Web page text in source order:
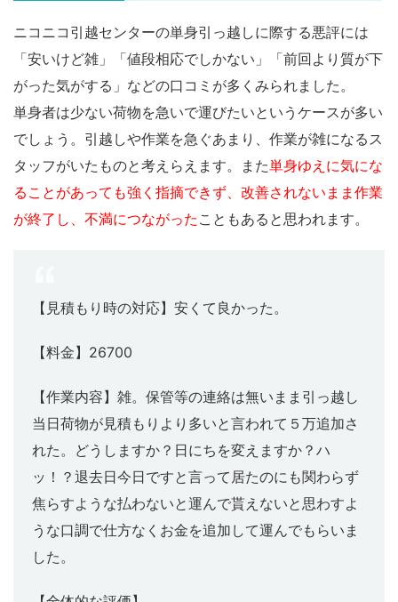
ニコニコ引越センターの単身引っ越しに際する悪評には
「安いけど雑」「値段相応でしかない」「前回より質が下
がった気がする」などの口コミが多くみられました。
単身者は少ない荷物を急いで運びたいというケースが多い
でしょう。引越しや作業を急ぐあまり、作業が雑になるス
タッフがいたものと考えらえます。また単身ゆえに気にな
ることがあっても強く指摘できず、改善されないまま作業
が終了し、不満につながった こともあると思われます。
【見積もり時の対応】安くて良かった。
【料金】26700
【作業内容】雑。保管等の連絡は無いまま引っ越し
当日荷物が見積もりより多いと言われて５万追加さ
れた。どうしますか？日にちを変えますか？ハ
ッ！？退去日今日ですと言って居たのにも関わらず
焦らすような払わないと運んで貰えないと思わすよ
うな口調で仕方なくお金を追加して運んでもらいま
した。